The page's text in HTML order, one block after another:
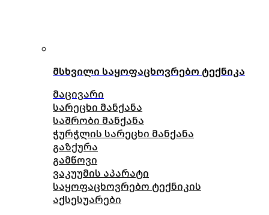
მსხვილი საყოფაცხოვრებო ტექნიკა
მაცივარი
სარეცხი მანქანა
საშრობი მანქანა
ჭურჭლის სარეცხი მანქანა
გაზქურა
გამწოვი
ვაკუუმის აპარატი
საყოფაცხოვრებო ტექნიკის
აქსესუარები